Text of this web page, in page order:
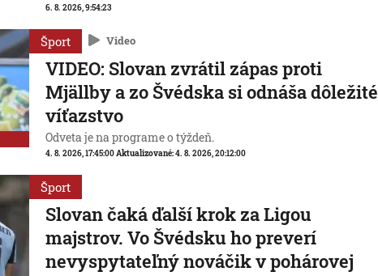
6. 8. 2026, 9:54:23
Šport Video
VIDEO: Slovan zvrátil zápas proti
Mjällby a zo Švédska si odnáša dôležité
víťazstvo
Odveta je na programe o týždeň.
4. 8. 2026, 17:45:00 Aktualizované:4. 8. 2026, 20:12:00
Šport
Slovan čaká ďalší krok za Ligou
majstrov. Vo Švédsku ho preverí
nevyspytateľný nováčik v pohárovej